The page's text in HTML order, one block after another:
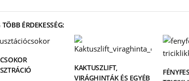
ÉRDEKESSÉG:
KAKTUSZLIFT,
VIRÁGHINTÁK ÉS EGYÉB